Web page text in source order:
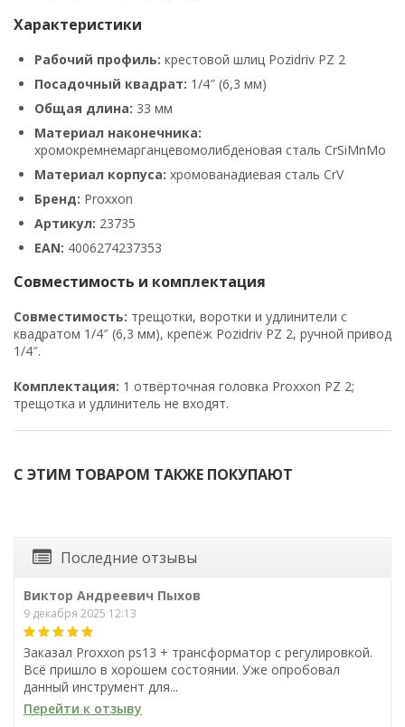
Характеристики
Рабочий профиль: крестовой шлиц Pozidriv PZ 2
Посадочный квадрат: 1/4″ (6,3 мм)
Общая длина: 33 мм
Материал наконечника:
хромокремнемарганцевомолибденовая сталь CrSiMnMo
Материал корпуса: хромованадиевая сталь CrV
Бренд: Proxxon
Артикул: 23735
EAN: 4006274237353
Совместимость и комплектация
Совместимость: трещотки, воротки и удлинители с
квадратом 1/4″ (6,3 мм), крепёж Pozidriv PZ 2, ручной привод
1/4″.
Комплектация: 1 отвёрточная головка Proxxon PZ 2;
трещотка и удлинитель не входят.
С ЭТИМ ТОВАРОМ ТАКЖЕ ПОКУПАЮТ
Шарнирный
комбинированный ключ
Последние отзывы
Виктор Андреевич Пыхов
9 декабря 2025 12:13
Заказал Proxxon ps13 + трансформатор с регулировкой.
Всё пришло в хорошем состоянии. Уже опробовал
данный инструмент для...
Перейти к отзыву